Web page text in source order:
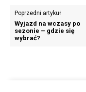
Poprzedni artykuł
Wyjazd na wczasy po
sezonie – gdzie się
wybrać?